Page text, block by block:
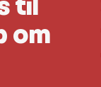
til
om